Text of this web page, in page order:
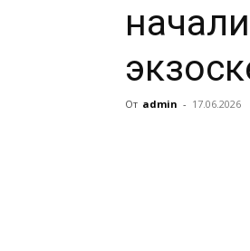
От admin - 17.06.2026